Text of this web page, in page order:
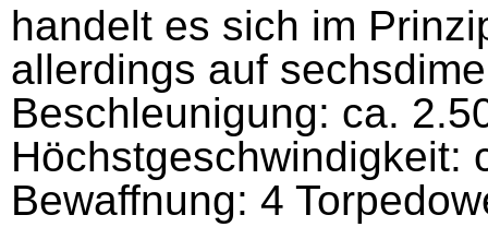
handelt es sich im
allerdings auf
Beschleunigung: ca.
Höchstgeschwindigkeit:
Bewaffnung: 4